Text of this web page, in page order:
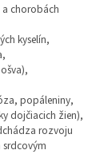
chorobách
kyselín,
popáleniny,
dojčiacich žien),
rozvoju